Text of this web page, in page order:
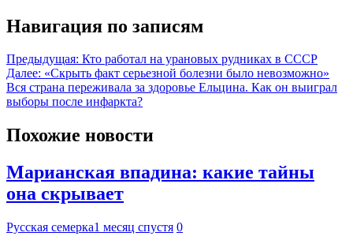
Навигация по записям
Предыдущая: Кто работал на урановых рудниках в СССР
Далее: «Скрыть факт серьезной болезни было невозможно»
Вся страна переживала за здоровье Ельцина. Как он выиграл
выборы после инфаркта?
Похожие новости
Марианская впадина: какие тайны
она скрывает
Русская семерка1 месяц спустя 0